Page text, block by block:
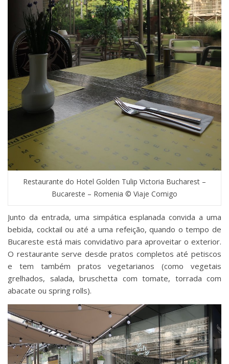
Restaurante do Hotel Golden Tulip Victoria Bucharest –
Bucareste – Romenia © Viaje Comigo
Junto da entrada, uma simpática esplanada convida a uma
bebida, cocktail ou até a uma refeição, quando o tempo de
Bucareste está mais convidativo para aproveitar o exterior.
O restaurante serve desde pratos completos até petiscos
e tem também pratos vegetarianos (como vegetais
grelhados, salada, bruschetta com tomate, torrada com
abacate ou spring rolls).